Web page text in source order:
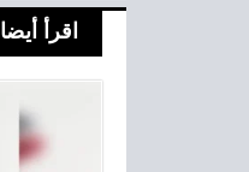
اقرأ أيضا